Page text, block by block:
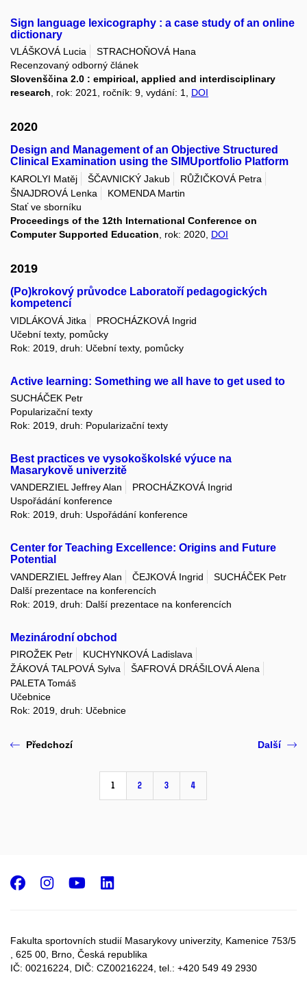
Sign language lexicography : a case study of an online
dictionary
VLÁŠKOVÁ Lucia
STRACHOŇOVÁ Hana
Recenzovaný odborný článek
Slovenščina 2.0 : empirical, applied and interdisciplinary
research , rok: 2021, ročník: 9, vydání: 1, DOI
2020
Design and Management of an Objective Structured
Clinical Examination using the SIMUportfolio Platform
KAROLYI Matěj ŠČAVNICKÝ Jakub
RŮŽIČKOVÁ Petra
ŠNAJDROVÁ Lenka
KOMENDA Martin
Stať ve sborníku
Proceedings of the 12th International Conference on
Computer Supported Education , rok: 2020, DOI
2019
(Po)krokový průvodce Laboratoří pedagogických
kompetencí
VIDLÁKOVÁ Jitka
PROCHÁZKOVÁ Ingrid
Učební texty, pomůcky
Rok: 2019, druh: Učební texty, pomůcky
Active learning: Something we all have to get used to
SUCHÁČEK Petr
Popularizační texty
Rok: 2019, druh: Popularizační texty
Best practices ve vysokoškolské výuce na
Masarykově univerzitě
VANDERZIEL Jeffrey Alan
PROCHÁZKOVÁ Ingrid
Uspořádání konference
Rok: 2019, druh: Uspořádání konference
Center for Teaching Excellence: Origins and Future
Potential
VANDERZIEL Jeffrey Alan ČEJKOVÁ Ingrid
SUCHÁČEK Petr
Další prezentace na konferencích
Rok: 2019, druh: Další prezentace na konferencích
Mezinárodní obchod
PIROŽEK Petr
KUCHYNKOVÁ Ladislava
ŽÁKOVÁ TALPOVÁ Sylva
ŠAFROVÁ DRÁŠILOVÁ Alena
PALETA Tomáš
Učebnice
Rok: 2019, druh: Učebnice
Předchozí
1 2 3 4
Další
Fakulta sportovních studií Masarykovy univerzity, Kamenice 753/5​
, 625 00, Brno, Česká republika
IČ: 00216224, DIČ: CZ00216224, tel.: +420 549 49 2930
Facebook
Instagram
Youtube